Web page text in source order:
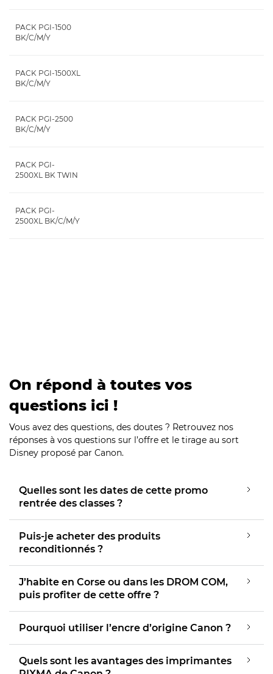
PACK PGI-1500
BK/C/M/Y
PACK PGI-1500XL
BK/C/M/Y
PACK PGI-2500
BK/C/M/Y
PACK PGI-
2500XL BK TWIN
PACK PGI-
2500XL BK/C/M/Y
On répond à toutes vos
questions ici !
Vous avez des questions, des doutes ? Retrouvez nos
réponses à vos questions sur l’offre et le tirage au sort
Disney proposé par Canon.
Quelles sont les dates de cette promo
rentrée des classes ?
Puis-je acheter des produits
reconditionnés ?
J’habite en Corse ou dans les DROM COM,
puis profiter de cette offre ?
Pourquoi utiliser l’encre d’origine Canon ?
Quels sont les avantages des imprimantes